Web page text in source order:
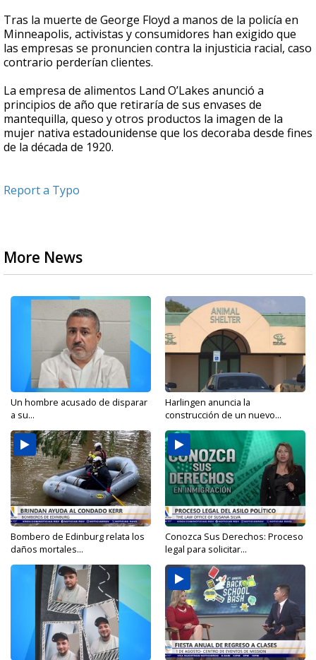
Tras la muerte de George Floyd a manos de la policía en
Minneapolis, activistas y consumidores han exigido que
las empresas se pronuncien contra la injusticia racial, caso
contrario perderían clientes.
La empresa de alimentos Land O’Lakes anunció a
principios de año que retiraría de sus envases de
mantequilla, queso y otros productos la imagen de la
mujer nativa estadounidense que los decoraba desde fines
de la década de 1920.
Report a Typo
More News
Un hombre acusado de disparar
a su...
Harlingen anuncia la
construcción de un nuevo...
Bombero de Edinburg relata los
daños mortales...
Conozca Sus Derechos: Proceso
legal para solicitar...